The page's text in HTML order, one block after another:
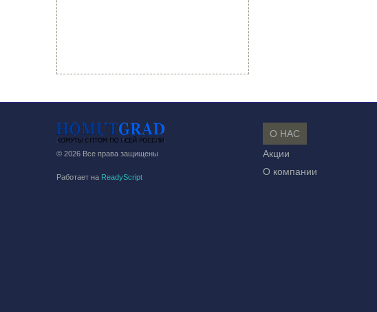
© 2026 Все права защищены
Работает на ReadyScript
О НАС
Акции
О компании